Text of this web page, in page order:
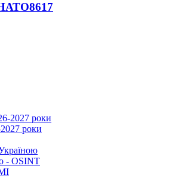
НАТО8617
роки
- OSINT